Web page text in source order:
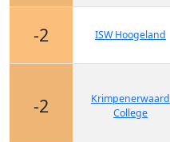
-2 ISW Hoogeland
-2
Krimpenerwaard
College